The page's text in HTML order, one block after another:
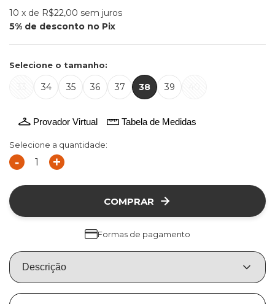
10 x de R$22,00 sem juros
Selecione o tamanho:
34 35 36 37 38 39
Provador Virtual Tabela de Medidas
Selecione a quantidade:
- +
COMPRAR
Formas de pagamento
Descrição